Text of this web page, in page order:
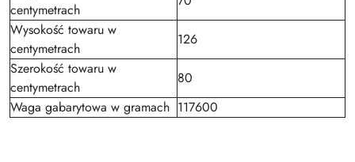
centymetrach
Wysokość towaru w
centymetrach
126
Szerokość towaru w
centymetrach
80
Waga gabarytowa w gramach 117600